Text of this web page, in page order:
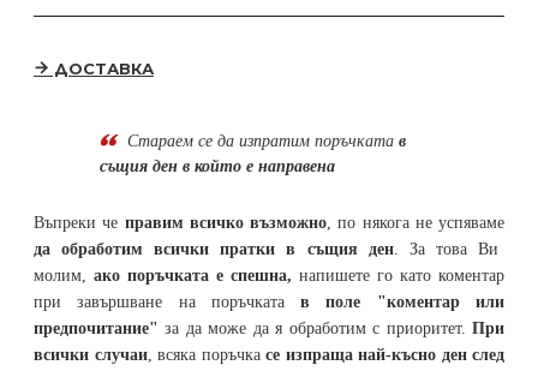
ДОСТАВКА
Стараем се да изпратим поръчката в
същия ден в който е направена
Въпреки че правим всичко възможно, по някога не успяваме
да обработим всички пратки в същия ден. За това Ви
молим, ако поръчката е спешна, напишете го като коментар
при завършване на поръчкатав поле "коментар или
предпочитание" за да може да я обработим с приоритет. При
всички случаи, всяка поръчка се изпраща най-късно ден след